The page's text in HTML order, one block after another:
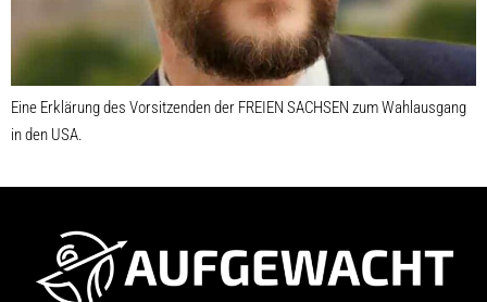
Eine Erklärung des Vorsitzenden der FREIEN SACHSEN zum Wahlausgang
in den USA.